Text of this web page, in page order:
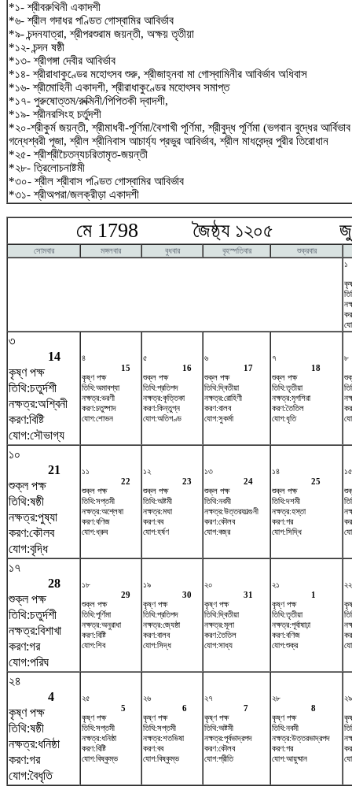
*১- শ্রীবরুথিনী একাদশী
*৬- শ্রীল গদাধর পণ্ডিত গোস্বামির আবির্ভাব
*৯- চন্দনযাত্রা, শ্রীপরশুরাম জয়ন্তী, অক্ষয় তৃতীয়া
*১২- চন্দন ষষ্ঠী
*১৩- শ্রীগঙ্গা দেবীর আবির্ভাব
*১৪- শ্রীরাধাকুণ্ডের মহোৎসব শুরু, শ্রীজাহ্নবা মা গোস্বামিনীর আবির্ভাব অধিবাস
*১৬- শ্রীমোহিনী একাদশী, শ্রীরাধাকুণ্ডের মহোৎসব সমাপ্ত
*১৭- পুরুষোত্তম/রুক্মিনী/পিপিতকী দ্বাদশী,
*১৯- শ্রীনরসিংহ চর্তুদশী
*২০-শ্রীকুর্ম জয়ন্তী, শ্রীমাধবী-পূর্ণিমা/বৈশাখী পূর্ণিমা, শ্রীবুদ্ধ পূর্ণিমা (ভগবান বুদ্ধের
গন্ধেশ্বরী পূজা, শ্রীল শ্রীনিবাস আচার্য্য প্রভুর আবির্ভাব, শ্রীল মাধবেন্দ্র পুরীর তিরোধান
*২৫- শ্রীশ্রীচৈতন্যচরিতামৃত-জয়ন্তী
*২৮- ত্রিলোচনাষ্টমী
*৩০- শ্রীল শ্রীবাস পণ্ডিত গোস্বামির আবির্ভাব
*৩১- শ্রীঅপরা/জলক্রীড়া একাদশী
মে 1798 জৈষ্ঠ্য ১২০৫ জুন
সোমবার মঙ্গলবার বুধবার বৃহস্পতিবার
শুক্রবার
১
৩
14
কৃষ্ণ পক্ষ
তিথি:চতুর্দশী
নক্ষত্র:অশ্বিনী
করণ:বিষ্টি
যোগ:সৌভাগ্য
৪
15
কৃষ্ণ পক্ষ
তিথি:অমাবশ্যা
নক্ষত্র:ভরণী
করণ:চতুষ্পাদ
যোগ:শোভন
৫
16
শুক্ল পক্ষ
তিথি:প্রতিপদ
নক্ষত্র:কৃত্তিকা
করণ:কিন্তুগ্ন
যোগ:অতিগণ্ড
৬
17
শুক্ল পক্ষ
তিথি:দ্বিতীয়া
নক্ষত্র:রোহিণী
করণ:বালব
যোগ:সুকর্মা
৭
18
শুক্ল পক্ষ
তিথি:তৃতীয়া
নক্ষত্র:মৃগশিরা
করণ:তৈতিল
যোগ:ধৃতি
৮
১০
21
শুক্ল পক্ষ
তিথি:ষষ্ঠী
নক্ষত্র:পুষ্যা
করণ:কৌলব
যোগ:বৃদ্ধি
১১
22
শুক্ল পক্ষ
তিথি:সপ্তমী
নক্ষত্র:অশ্লেষা
করণ:বণিজ
যোগ:ধ্রুব
১২
23
শুক্ল পক্ষ
তিথি:অষ্টমী
নক্ষত্র:মঘা
করণ:বব
যোগ:হর্ষণ
১৩
24
শুক্ল পক্ষ
তিথি:নবমী
নক্ষত্র:উত্তরফাল্গুনী
করণ:কৌলব
যোগ:বজ্র
১৪
25
শুক্ল পক্ষ
তিথি:দশমী
নক্ষত্র:হস্তা
করণ:গর
যোগ:সিদ্ধি
১৫
১৭
28
শুক্ল পক্ষ
তিথি:চতুর্দশী
নক্ষত্র:বিশাখা
করণ:গর
যোগ:পরিঘ
১৮
29
শুক্ল পক্ষ
তিথি:পূর্ণিমা
নক্ষত্র:অনুরাধা
করণ:বিষ্টি
যোগ:শিব
১৯
30
কৃষ্ণ পক্ষ
তিথি:প্রতিপদ
নক্ষত্র:জ্যেষ্ঠা
করণ:বালব
যোগ:সিদ্ধ
২০
31
কৃষ্ণ পক্ষ
তিথি:দ্বিতীয়া
নক্ষত্র:মূলা
করণ:তৈতিল
যোগ:সাধ্য
২১
1
কৃষ্ণ পক্ষ
তিথি:তৃতীয়া
নক্ষত্র:পূর্বাষাঢ়া
করণ:বণিজ
যোগ:শুক্র
২২
২৪
4
কৃষ্ণ পক্ষ
তিথি:ষষ্ঠী
নক্ষত্র:ধনিষ্ঠা
করণ:গর
যোগ:বৈধৃতি
২৫
5
কৃষ্ণ পক্ষ
তিথি:সপ্তমী
নক্ষত্র:ধনিষ্ঠা
করণ:বিষ্টি
যোগ:বিষ্কুম্ভ
২৬
6
কৃষ্ণ পক্ষ
তিথি:সপ্তমী
নক্ষত্র:শতভিষ‌া
করণ:বব
যোগ:বিষ্কুম্ভ
২৭
7
কৃষ্ণ পক্ষ
তিথি:অষ্টমী
নক্ষত্র:পূর্বভাদ্রপদ
করণ:কৌলব
যোগ:প্রীতি
২৮
8
কৃষ্ণ পক্ষ
তিথি:নবমী
নক্ষত্র:উত্তরভাদ্রপদ
করণ:গর
যোগ:আয়ুষ্মান
২৯